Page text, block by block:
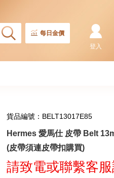
每日金價
登入
貨品編號：BELT13017E85
Hermes 愛馬仕 皮帶 Belt
(皮帶須連皮帶扣購買)
請致電或聯繫客
Hermes 愛馬仕